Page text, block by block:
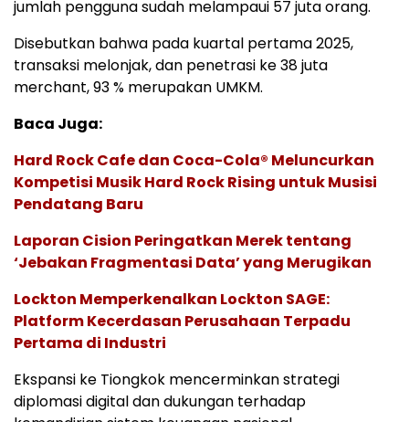
jumlah pengguna sudah melampaui 57 juta orang.
Disebutkan bahwa pada kuartal pertama 2025,
transaksi melonjak, dan penetrasi ke 38 juta
merchant, 93 % merupakan UMKM.
Baca Juga:
Hard Rock Cafe dan Coca-Cola® Meluncurkan
Kompetisi Musik Hard Rock Rising untuk Musisi
Pendatang Baru
Laporan Cision Peringatkan Merek tentang
‘Jebakan Fragmentasi Data’ yang Merugikan
Lockton Memperkenalkan Lockton SAGE:
Platform Kecerdasan Perusahaan Terpadu
Pertama di Industri
Ekspansi ke Tiongkok mencerminkan strategi
diplomasi digital dan dukungan terhadap